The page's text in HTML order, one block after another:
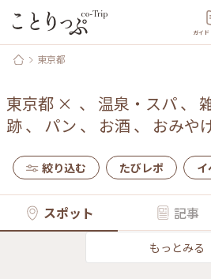
ガイ
東京都
東京都 × 、 温泉・スパ、
跡、 パン 、 お酒 、 おみや
絞り込む たびレポ イ
スポット 記事
もっとみる